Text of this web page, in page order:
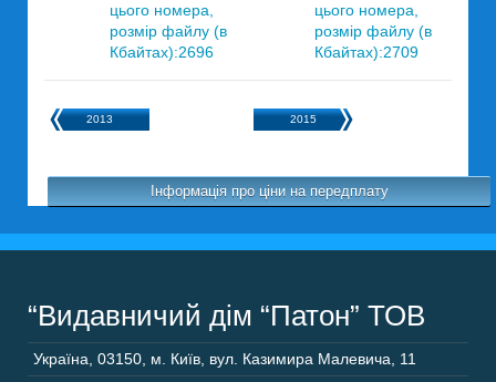
цього номера,
розмір файлу (в
Кбайтах):2696
цього номера,
розмір файлу (в
Кбайтах):2709
2013 2015
Інформація про ціни на передплату
“Видавничий дім “Патон” ТОВ
Україна 03150 м. Київ, вул. Казимира Малевича, 11